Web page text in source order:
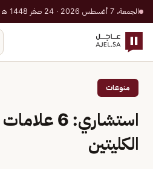
الجمعة، 7 أغسطس 2026 · 24 صفر 1448 هـ
منوعات
استشاري: 6
الكليتين